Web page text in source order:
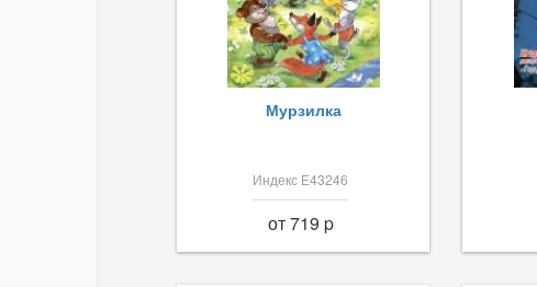
Мурзилка
Индекс Е43246
от 719 p